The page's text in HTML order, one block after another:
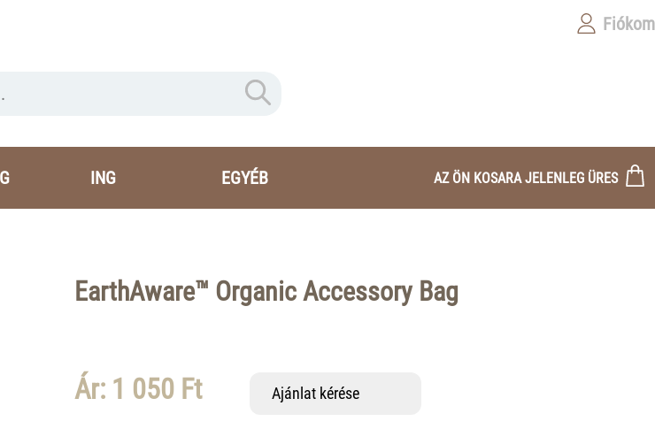
Fiókom
ING EGYÉB AZ ÖN KOSARA JELENLEG ÜRES
EarthAware™ Organic Accessory Bag
Ár: 1 050 Ft Ajánlat kérése